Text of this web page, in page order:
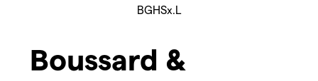
BGHSx.L
Boussard &